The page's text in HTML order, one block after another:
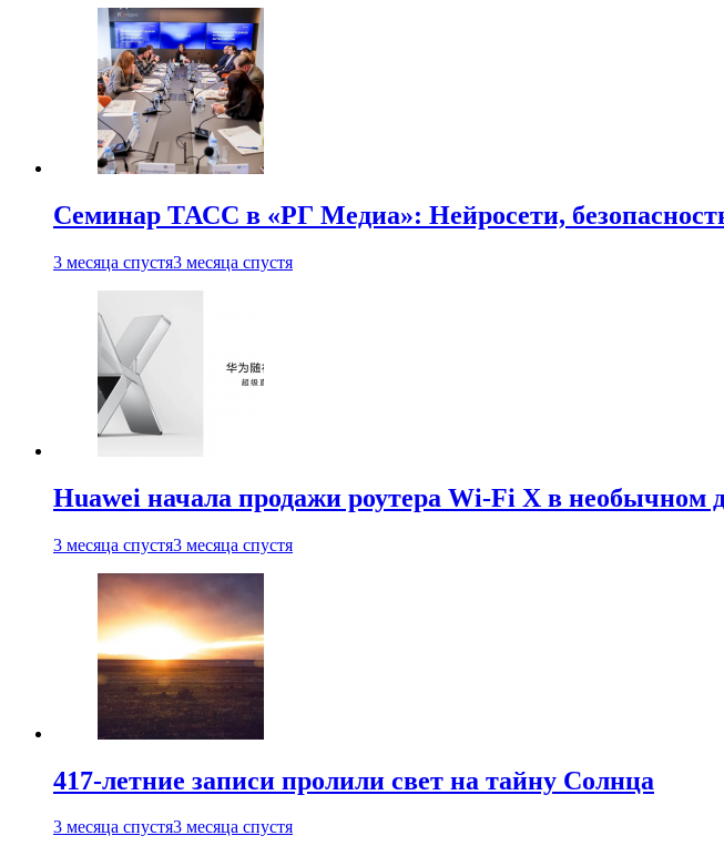
Семинар ТАСС в «РГ Медиа»: Нейросети,
3 месяца спустя3 месяца спустя
Huawei начала продажи роутера Wi-Fi X в необычном
3 месяца спустя3 месяца спустя
417-летние записи пролили свет на тайну Солнца
3 месяца спустя3 месяца спустя